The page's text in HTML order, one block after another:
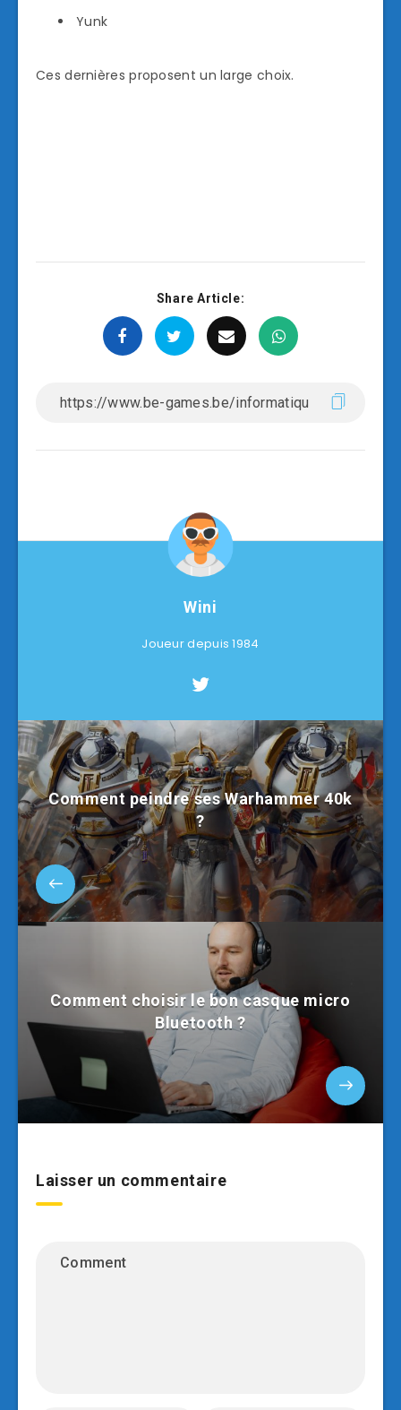
Yunk
Ces dernières proposent un large choix.
Share Article:
Wini
Joueur depuis 1984
Comment peindre ses Warhammer 40k
?
Comment choisir le bon casque micro
Bluetooth ?
Laisser un commentaire